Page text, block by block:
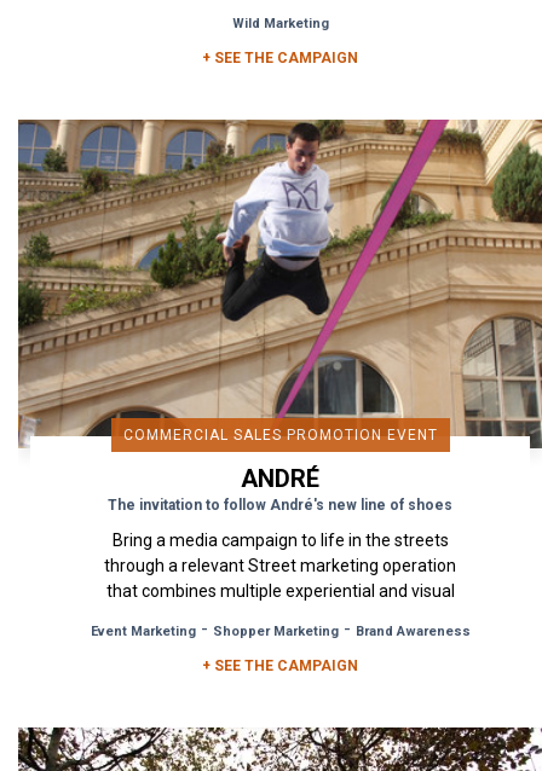
Wild Marketing
+ SEE THE CAMPAIGN
COMMERCIAL SALES PROMOTION EVENT
ANDRÉ
The invitation to follow André's new line of shoes
Bring a media campaign to life in the streets
through a relevant Street marketing operation
that combines multiple experiential and visual
Event Marketing- Shopper Marketing- Brand Awareness
+ SEE THE CAMPAIGN